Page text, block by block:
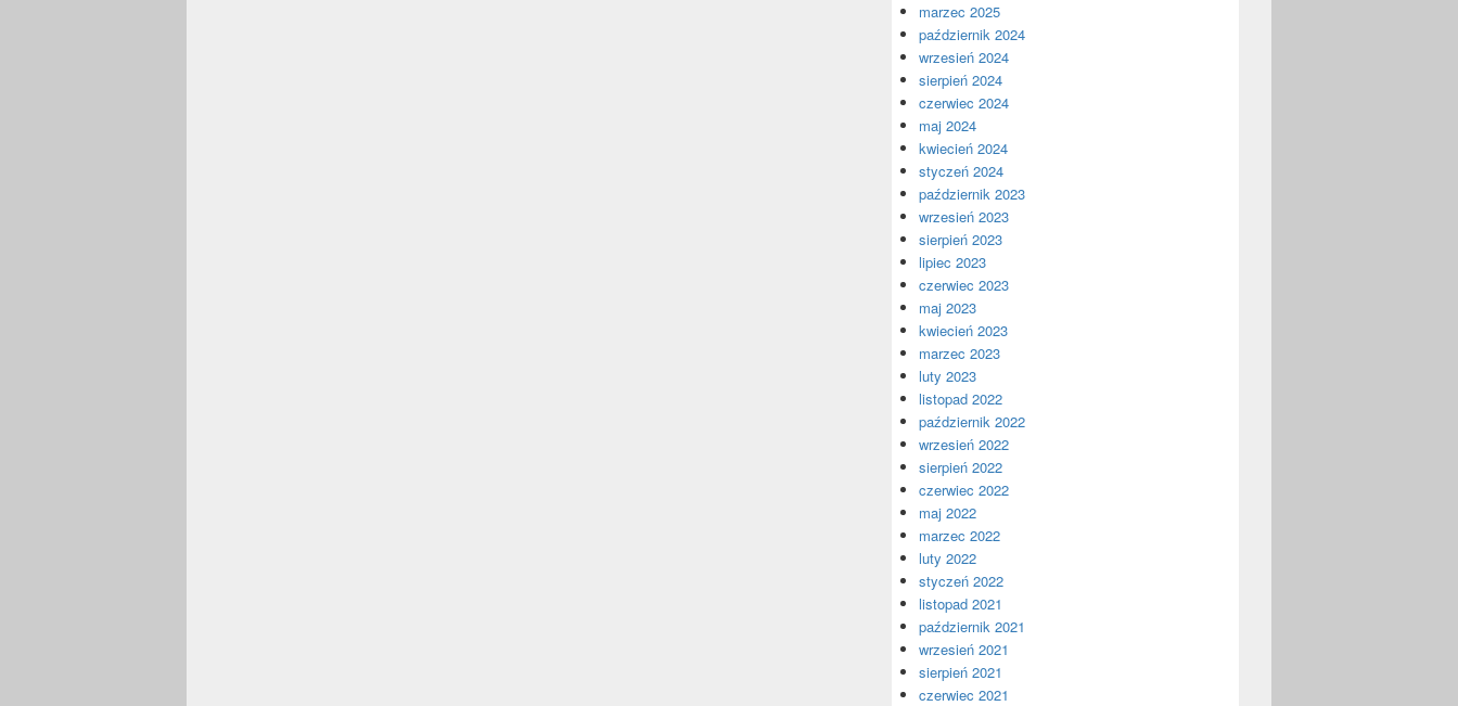
marzec 2025
październik 2024
wrzesień 2024
sierpień 2024
czerwiec 2024
maj 2024
kwiecień 2024
styczeń 2024
październik 2023
wrzesień 2023
sierpień 2023
lipiec 2023
czerwiec 2023
maj 2023
kwiecień 2023
marzec 2023
luty 2023
listopad 2022
październik 2022
wrzesień 2022
sierpień 2022
czerwiec 2022
maj 2022
marzec 2022
luty 2022
styczeń 2022
listopad 2021
październik 2021
wrzesień 2021
sierpień 2021
czerwiec 2021